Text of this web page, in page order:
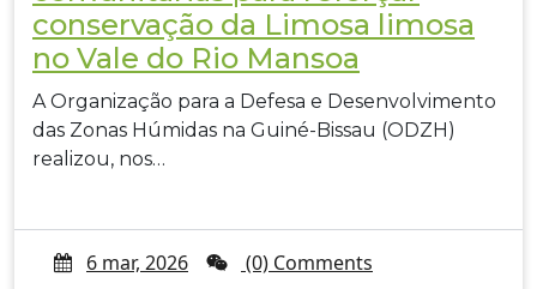
conservação da Limosa limosa
no Vale do Rio Mansoa
A Organização para a Defesa e Desenvolvimento
das Zonas Húmidas na Guiné-Bissau (ODZH)
realizou, nos…
6 mar, 2026
(0) Comments